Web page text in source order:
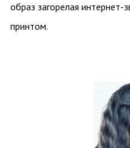
образ загорелая
принтом.